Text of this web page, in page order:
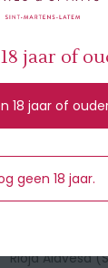
kazen en
Report J.
Rioja Alavesa
jaar of
18 jaar of
geen 18 jaar.